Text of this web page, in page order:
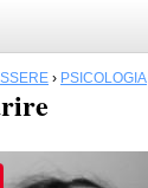
› PSICOLOGIA